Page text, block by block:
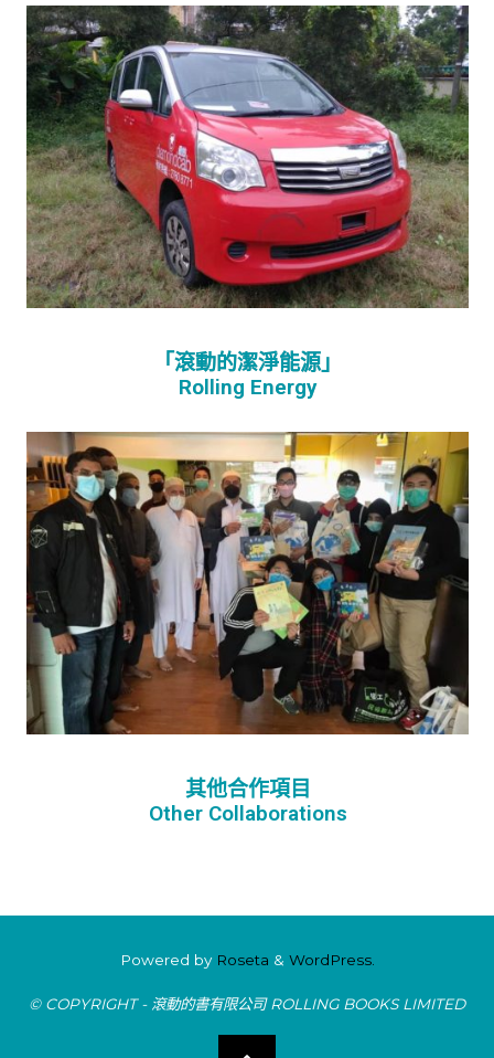
「滾動的潔淨能源」
Rolling Energy
其他合作項目
Other Collaborations
Powered byRoseta & WordPress.
© COPYRIGHT - 滾動的書有限公司 ROLLING BOOKS LIMITED